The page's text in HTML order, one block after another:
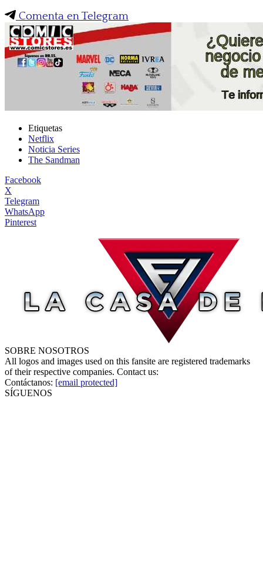
Comenta en Telegram
Etiquetas
Netflix
Noticia Series
The Sandman
Facebook
X
Telegram
WhatsApp
Pinterest
SOBRE NOSOTROS
All logos and images used on this fansite are registered trademarks
of their respective companies. Contact us:
Contáctanos: [email protected]
SÍGUENOS